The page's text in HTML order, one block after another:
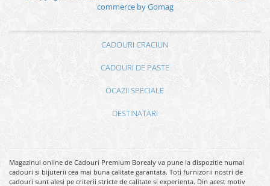
commerce by Gomag
CADOURI CRACIUN
CADOURI DE PASTE
OCAZII SPECIALE
DESTINATARI
Magazinul online de Cadouri Premium Borealy va pune la dispozitie numai
cadouri si bijuterii cea mai buna calitate garantata. Toti furnizorii nostri de
cadouri sunt alesi pe criterii stricte de calitate si experienta. Din acest motiv